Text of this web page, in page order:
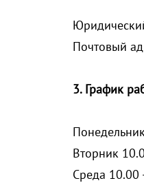
Почтовый
3. График
Вторник
Среда 10.00